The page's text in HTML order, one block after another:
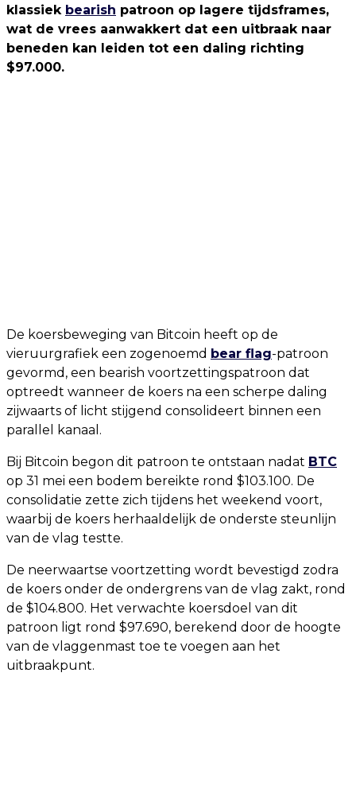
klassiek bearish patroon op lagere tijdsframes,
wat de vrees aanwakkert dat een uitbraak naar
beneden kan leiden tot een daling richting
$97.000.
De koersbeweging van Bitcoin heeft op de
vieruurgrafiek een zogenoemd bear flag-patroon
gevormd, een bearish voortzettingspatroon dat
optreedt wanneer de koers na een scherpe daling
zijwaarts of licht stijgend consolideert binnen een
parallel kanaal.
Bij Bitcoin begon dit patroon te ontstaan nadat BTC
op 31 mei een bodem bereikte rond $103.100. De
consolidatie zette zich tijdens het weekend voort,
waarbij de koers herhaaldelijk de onderste steunlijn
van de vlag testte.
De neerwaartse voortzetting wordt bevestigd zodra
de koers onder de ondergrens van de vlag zakt, rond
de $104.800. Het verwachte koersdoel van dit
patroon ligt rond $97.690, berekend door de hoogte
van de vlaggenmast toe te voegen aan het
uitbraakpunt.